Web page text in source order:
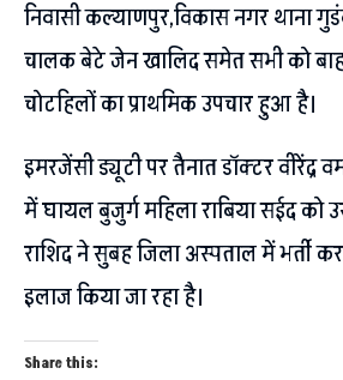
निवासी कल्याणपुर,विकास नगर थाना
चालक बेटे जेन खालिद समेत सभी को
चोटहिलों का प्राथमिक उपचार हुआ है।
इमरजेंसी ड्यूटी पर तैनात डॉक्टर वीरेंद्र
में घायल बुजुर्ग महिला राबिया सईद को
राशिद ने सुबह जिला अस्पताल में भर्ती
इलाज किया जा रहा है।
Share this: